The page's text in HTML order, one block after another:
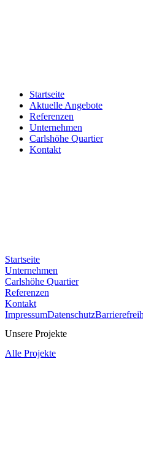
Startseite
Aktuelle Angebote
Referenzen
Unternehmen
Carlshöhe Quartier
Kontakt
Startseite
Unternehmen
Carlshöhe Quartier
Referenzen
Kontakt
ImpressumDatenschutz
Unsere Projekte
Alle Projekte